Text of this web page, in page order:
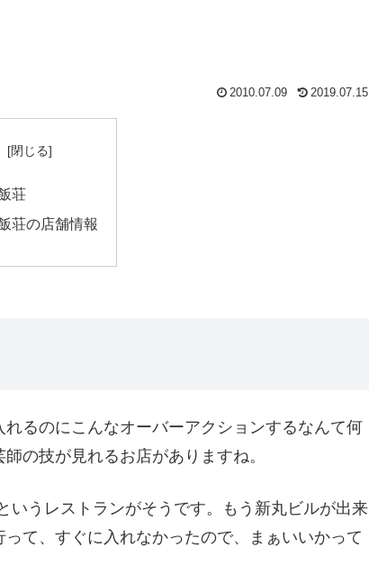
2010.07.09 2019.07.15
荘
荘の店舗情報
るのにこんなオーバーアクションするなんて何
の技が見れるお店がありますね。
いうレストランがそうです。もう新丸ビルが出来
て、すぐに入れなかったので、まぁいいかって